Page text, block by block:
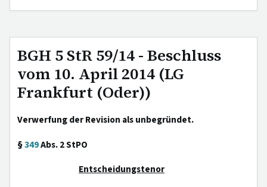
BGH 5 StR 59/14 - Beschluss
vom 10. April 2014 (LG
Frankfurt (Oder))
Verwerfung der Revision als unbegründet.
§349Abs. 2 StPO
Entscheidungstenor